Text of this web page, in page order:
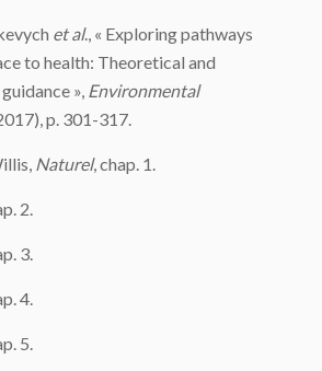
et al., « Exploring pathways
to health: Theoretical and
», Environmental
p. 301-317.
Naturel, chap. 1.
2.
3.
4.
5.